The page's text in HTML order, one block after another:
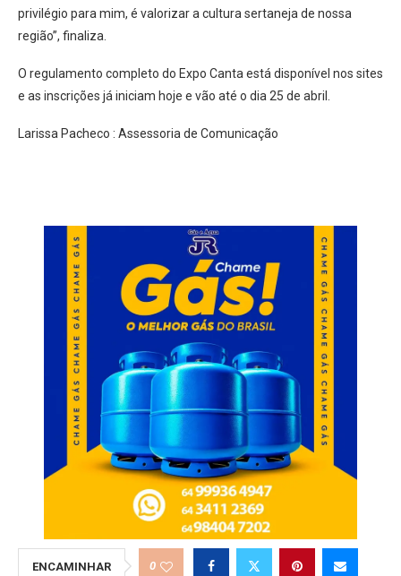
privilégio para mim, é valorizar a cultura sertaneja de nossa
região”, finaliza.
O regulamento completo do Expo Canta está disponível nos sites
e as inscrições já iniciam hoje e vão até o dia 25 de abril.
Larissa Pacheco : Assessoria de Comunicação
ENCAMINHAR 0